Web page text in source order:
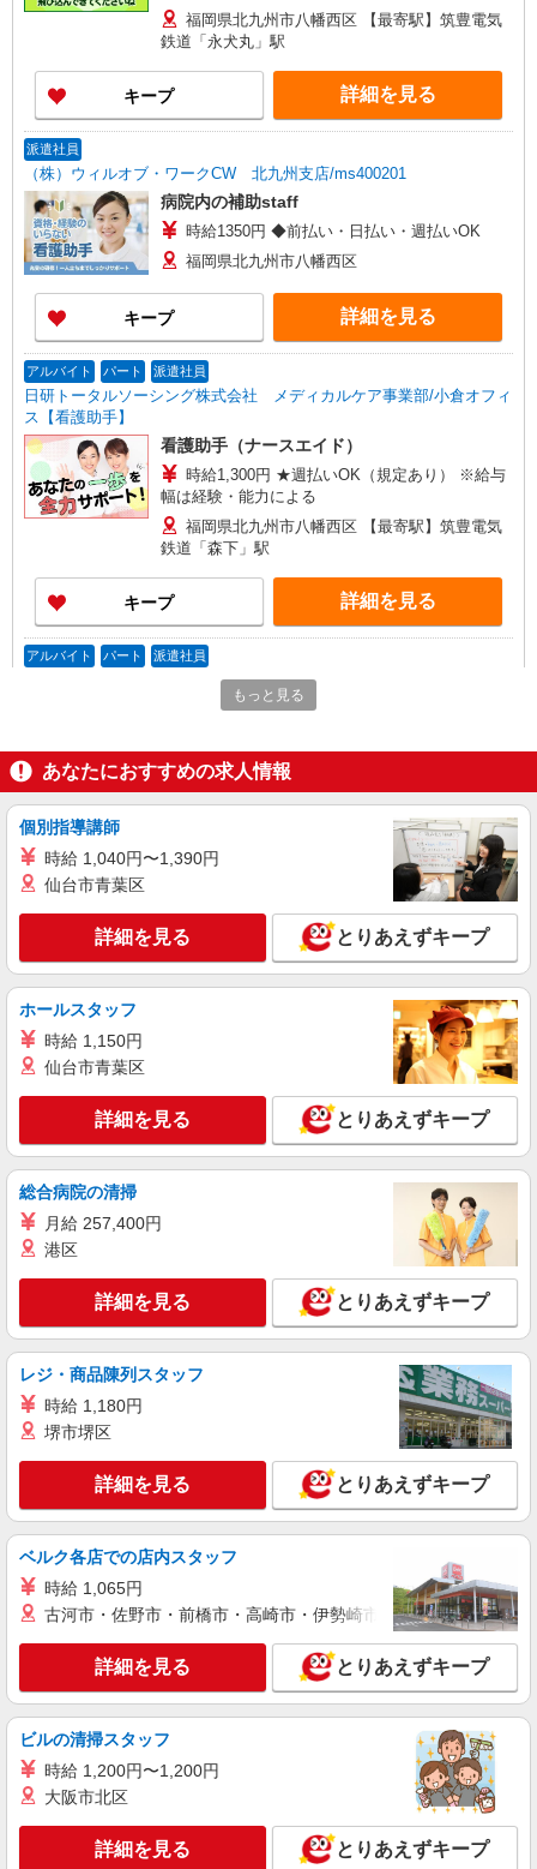
福岡県北九州市八幡西区 【最寄駅】筑豊電気
鉄道「永犬丸」駅
キープ 詳細を見る
派遣社員
（株）ウィルオブ・ワークCW 北九州支店/ms400201
病院内の補助staff
時給1350円 ◆前払い・日払い・週払いOK
福岡県北九州市八幡西区
キープ 詳細を見る
アルバイト パート 派遣社員
日研トータルソーシング株式会社 メディカルケア事業部/小倉オフィ
ス【看護助手】
看護助手（ナースエイド）
時給1,300円 ★週払いOK（規定あり） ※給与
幅は経験・能力による
福岡県北九州市八幡西区 【最寄駅】筑豊電気
鉄道「森下」駅
キープ 詳細を見る
アルバイト パート 派遣社員
日研トータルソーシング株式会社 メディカルケア事業部/小倉オフィ
時給1,300円 ★週払いOK（規定あり） ※給与
幅は経験・能力による
福岡県北九州市八幡西区 【最寄駅】筑豊電気
キープ 詳細を見る
パート 派遣社員
日研トータルソーシング株式会社 メディカルケア事業部/小倉オフィ
ス【看護助手】
時給1,300円 ★週払いOK（規定あり） ※給与
福岡県北九州市八幡西区 【最寄駅】JR鹿児島
本線・福北ゆたか線「陣原」駅
キープ 詳細を見る
派遣社員
（株）ウィルオブ・ワークCW 北九州支店/ms400201
看護助手
時給1350円 ◆前払い・日払い・週払いOK
福岡県北九州市八幡西区
詳細を見る
株式会社kotrio /●FK-H-1880054
＜折尾駅＞綺麗な病院の看護助手
通費全支給(ガソリン代含む)＞
詳細を見る
日研トータルソーシング株式会社 メディカルケア事業部/小倉オフィ
ス【看護助手】
看護助手（ナースエイド）
時給1,300円 ★週払いOK（規定あり） ※給与
福岡県北九州市八幡西区 【最寄駅】筑豊電気
もっと見る
あなたにおすすめの求人情報
個別指導講師
時給 1,040円〜1,390円
仙台市青葉区
詳細を見る とりあえずキープ
ホールスタッフ
時給 1,150円
仙台市青葉区
詳細を見る とりあえずキープ
総合病院の清掃
月給 257,400円
港区
詳細を見る とりあえずキープ
レジ・商品陳列スタッフ
時給 1,180円
堺市堺区
詳細を見る とりあえずキープ
ベルク各店での店内スタッフ
時給 1,065円
古河市・佐野市・前橋市・高崎市・伊勢崎市・太田市・館林市
詳細を見る とりあえずキープ
ビルの清掃スタッフ
時給 1,200円〜1,200円
大阪市北区
詳細を見る とりあえずキープ